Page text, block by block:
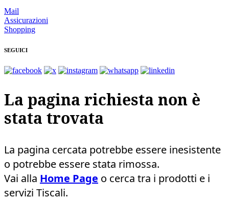
Mail
Assicurazioni
Shopping
SEGUICI
La pagina richiesta non è
stata trovata
La pagina cercata potrebbe essere inesistente
o potrebbe essere stata rimossa.
Vai alla Home Page o cerca tra i prodotti e i
servizi Tiscali.